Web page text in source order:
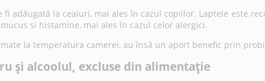
fi adăugată la ceaiuri, mai ales în cazul copiilor. Laptele este
si histamine, mai ales în cazul celor alergici.
la temperatura camerei, au însă un aport benefic prin
și alcoolul, excluse din alimentație